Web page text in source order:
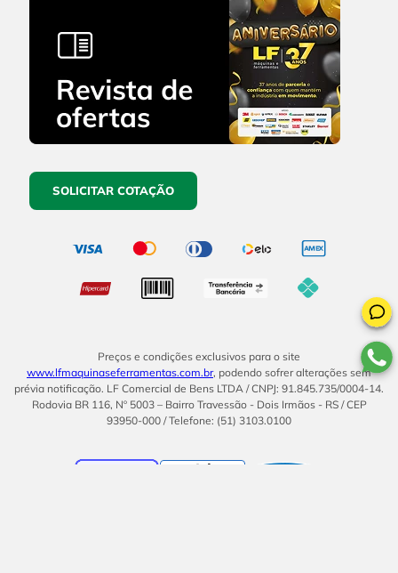
SOLICITAR COTAÇÃO
Preços e condições exclusivos para o site
www.lfmaquinaseferramentas.com.br, podendo sofrer alterações sem
prévia notificação. LF Comercial de Bens LTDA / CNPJ: 91.845.735/0004-14.
Rodovia BR 116, Nº 5003 – Bairro Travessão - Dois Irmãos - RS / CEP
93950-000 / Telefone: (51) 3103.0100